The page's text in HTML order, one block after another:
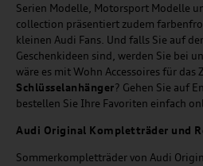
Serien Modelle, Motorsport Modelle
collection präsentiert zudem
kleinen Audi Fans. Und falls Sie auf
Geschenkideen sind, werden Sie bei
wäre es mit Wohn Accessoires für das
Schlüsselanhänger? Gehen Sie auf
bestellen Sie Ihre Favoriten einfach
Audi Original Kompletträder und
Sommerkompletträder von Audi